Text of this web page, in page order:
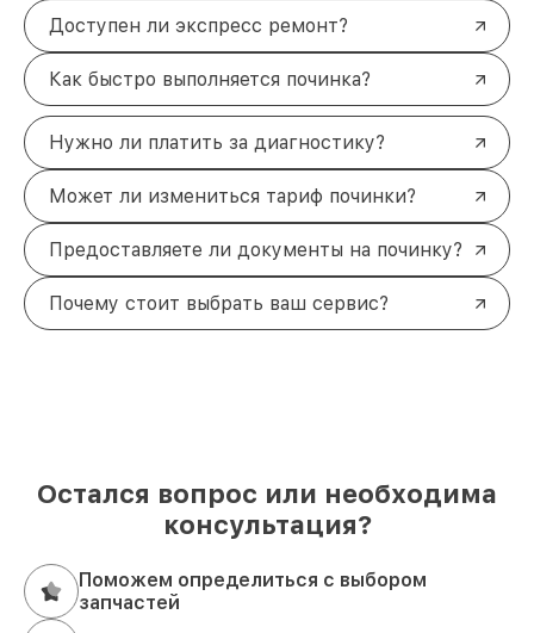
Доступен ли экспресс ремонт?
Как быстро выполняется починка?
Нужно ли платить за диагностику?
Может ли измениться тариф починки?
Предоставляете ли документы на починку?
Почему стоит выбрать ваш сервис?
Остался вопрос или необходима
консультация?
Поможем определиться с выбором
запчастей